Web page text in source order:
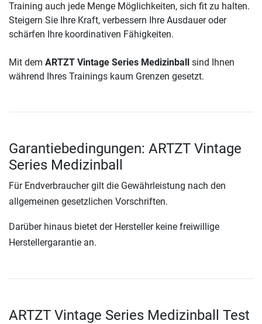
Training auch jede Menge Möglichkeiten, sich fit zu halten.
Steigern Sie Ihre Kraft, verbessern Ihre Ausdauer oder
schärfen Ihre koordinativen Fähigkeiten.
Mit dem ARTZT Vintage Series Medizinball
sind Ihnen
während Ihres Trainings kaum Grenzen gesetzt.
Garantiebedingungen: ARTZT Vintage
Series Medizinball
Für Endverbraucher gilt die Gewährleistung nach den
allgemeinen gesetzlichen Vorschriften.
Darüber hinaus bietet der Hersteller keine freiwillige
Herstellergarantie an.
ARTZT Vintage Series Medizinball Test